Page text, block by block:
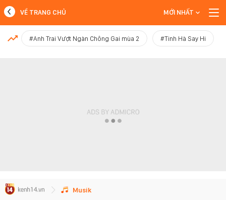
MỚI NHẤT
VỀ TRANG CHỦ MỚI NHẤT
#Anh Trai Vượt Ngàn Chông Gai mùa 2 #Tinh Hà Say Hi
Musik